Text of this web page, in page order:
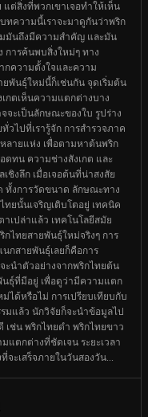
ต่สิ่งที่พวกเขาเจอทำให้เห็น
บทความนี้เราจะมาดูกันว่าพริก
มันถึงมีความสำคัญ และมัน
การค้นพบสิ่งใหม่ๆ ทาง
กความตั้งใจและความ
พันธุ์ใหม่นี้ก็เช่นกัน จุดเริ่มต้น
เกตเห็นความแตกต่างบาง
จะเป็นลักษณะของใบ รูปร่าง
ไปที่เรารู้จัก การสำรวจภาค
ลายแห่ง เพื่อตามหาต้นพริก
ทน ความช่างสังเกต และ
ชิงลึก เมื่อเจอต้นที่น่าสงสัย
ทั้งการวัดขนาด ลักษณะทาง
ยนั้นเจริญเติบโตอยู่ เทคนิค
เปล่าแล้ว เทคโนโลยีสมัย
ไทยสายพันธุ์ใหม่จริงๆ การ
กสายพันธุ์เลยก็คือการ
ะนำตัวอย่างจากพริกไทยต้น
นธุ์ที่มีอยู่ เพื่อดูว่ามีความแตก
ได้หรือไม่ การเปรียบเทียบกับ
มแล้ว นักวิจัยก็จะนำข้อมูลไป
เช่น พริกไทยดำ พริกไทยขาว
แตกต่างที่ชัดเจน ระยะเวลา
จะเสร็จภายในวันสองวัน...